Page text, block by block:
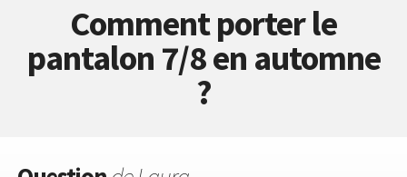
Comment porter le
pantalon 7/8 en automne
?